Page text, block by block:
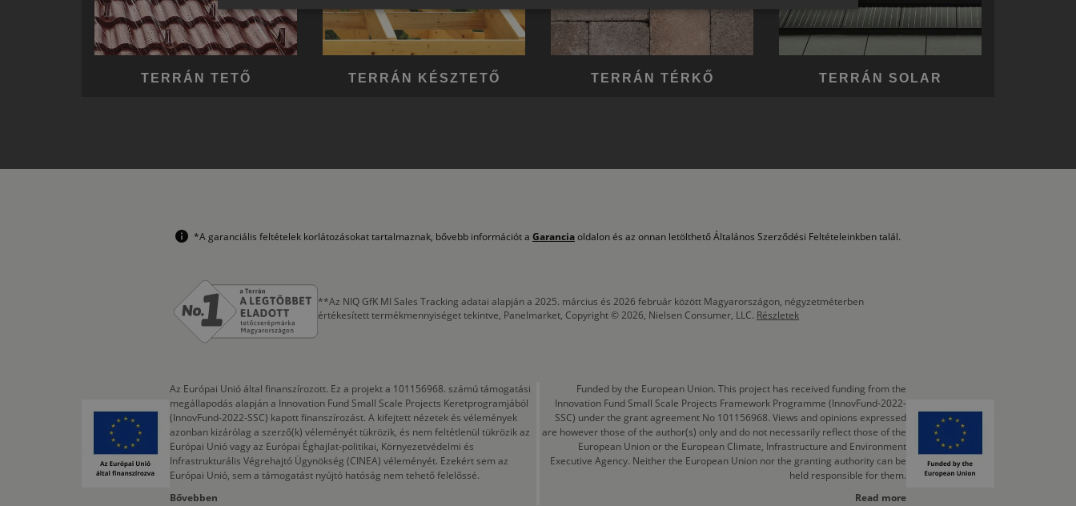
TERRÁN TETŐ TERRÁN KÉSZTETŐ TERRÁN TÉRKŐ TERRÁN SOLAR
*A garanciális feltételek korlátozásokat tartalmaznak, bővebb információt a Garanciaoldalon és az onnan letölthető Általános Szerződési Feltételeinkben talál.
**Az NIQ GfK MI Sales Tracking adatai alapján a 2025. március és 2026 február között Magyarországon, négyzetméterben
értékesített termékmennyiséget tekintve, Panelmarket, Copyright © 2026, Nielsen Consumer, LLC. Részletek
Az Európai Unió által finanszírozott. Ez a projekt a 101156968. számú támogatási
megállapodás alapján a Innovation Fund Small Scale Projects Keretprogramjából
(InnovFund-2022-SSC) kapott finanszírozást. A kifejtett nézetek és vélemények
azonban kizárólag a szerző(k) véleményét tükrözik, és nem feltétlenül tükrözik az
Európai Unió vagy az Európai Éghajlat-politikai, Környezetvédelmi és
Infrastrukturális Végrehajtó Ügynökség (CINEA) véleményét. Ezekért sem az
Európai Unió, sem a támogatást nyújtó hatóság nem tehető felelőssé.
Bővebben
Funded by the European Union. This project has received funding from the
Innovation Fund Small Scale Projects Framework Programme (InnovFund-2022-
SSC) under the grant agreement No 101156968. Views and opinions expressed
are however those of the author(s) only and do not necessarily reflect those of the
European Union or the European Climate, Infrastructure and Environment
Executive Agency. Neither the European Union nor the granting authority can be
held responsible for them.
Read more
CROATIAN